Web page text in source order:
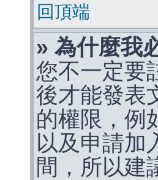
回頂端
» 為什麼我
您不一定要
後才能發表
的權限，例
以及申請加
間，所以建